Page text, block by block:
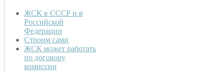
ЖСК в СССР и в
Российской
Федерации
Строим сами
ЖСК может работать
по договору
комиссии